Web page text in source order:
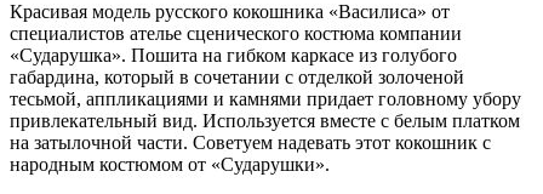
Красивая модель русского кокошника «Василиса» от
специалистов ателье сценического костюма компании
«Сударушка». Пошита на гибком каркасе из голубого
габардина, который в сочетании с отделкой золоченой
тесьмой, аппликациями и камнями придает головному убору
привлекательный вид. Используется вместе с белым платком
на затылочной части. Советуем надевать этот кокошник с
народным костюмом от «Сударушки».